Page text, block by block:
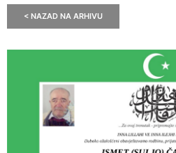
< NAZAD NA ARHIVU